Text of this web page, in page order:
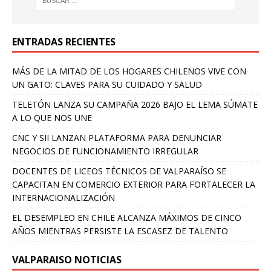
ENTRADAS RECIENTES
MÁS DE LA MITAD DE LOS HOGARES CHILENOS VIVE CON
UN GATO: CLAVES PARA SU CUIDADO Y SALUD
TELETÓN LANZA SU CAMPAÑA 2026 BAJO EL LEMA SÚMATE
A LO QUE NOS UNE
CNC Y SII LANZAN PLATAFORMA PARA DENUNCIAR
NEGOCIOS DE FUNCIONAMIENTO IRREGULAR
DOCENTES DE LICEOS TÉCNICOS DE VALPARAÍSO SE
CAPACITAN EN COMERCIO EXTERIOR PARA FORTALECER LA
INTERNACIONALIZACIÓN
EL DESEMPLEO EN CHILE ALCANZA MÁXIMOS DE CINCO
AÑOS MIENTRAS PERSISTE LA ESCASEZ DE TALENTO
VALPARAISO NOTICIAS